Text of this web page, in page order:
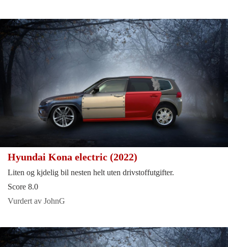
Hyundai Kona electric (2022)
Liten og kjdelig bil nesten helt uten drivstoffutgifter.
Score 8.0
Vurdert av JohnG